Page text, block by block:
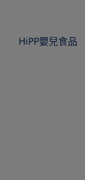
HiPP嬰兒食品